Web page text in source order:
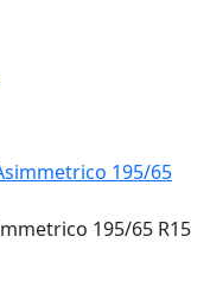
195/65 R15